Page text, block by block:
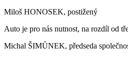
Miloš HONOSEK, postižený
Auto je pro nás nutnost, na rozdíl od
Michal ŠIMŮNEK, předseda